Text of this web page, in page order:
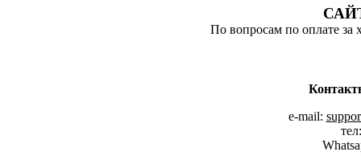
По вопросам по оплате за
e-mail: